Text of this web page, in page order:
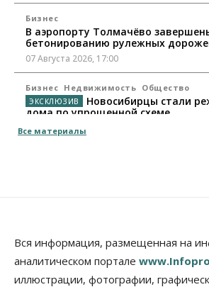
Бизнес
В аэропорту Толмачёво
бетонированию рулежных
07 Августа 2026, 17:00
Бизнес Недвижимость Общество
Новосибирцы стали
дома по упрощенной схеме
07 Августа 2026, 16:00
Расходы новосибирцев на спорт
за полгода
07 Августа 2026, 14:35
Все материалы
Вся информация, размещенная на
аналитическом портале
иллюстрации, фотографии,